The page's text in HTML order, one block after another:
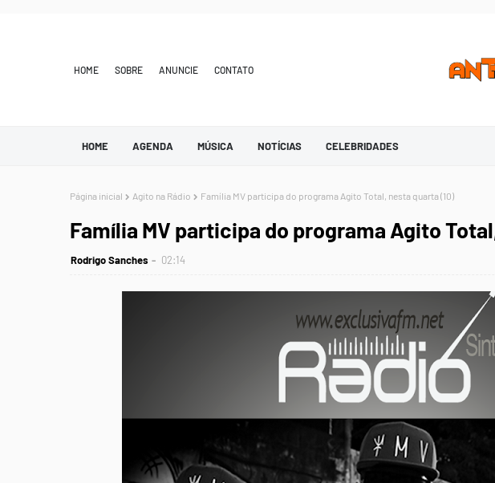
HOME SOBRE ANUNCIE CONTATO
HOME AGENDA MÚSICA NOTÍCIAS CELEBRIDADES
Página inicial Agito na Rádio Família MV participa do programa Agito Total, nesta quarta (10)
Família MV participa do programa Agito
Rodrigo Sanches 02:14